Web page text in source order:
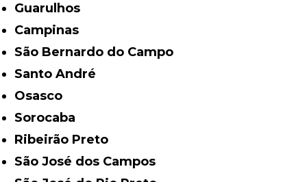
Guarulhos
Campinas
São Bernardo do Campo
Santo André
Osasco
Sorocaba
Ribeirão Preto
São José dos Campos